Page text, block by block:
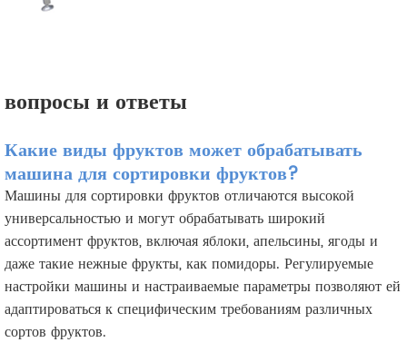
вопросы и ответы
Какие виды фруктов может обрабатывать
машина для сортировки фруктов?
Машины для сортировки фруктов отличаются высокой
универсальностью и могут обрабатывать широкий
ассортимент фруктов, включая яблоки, апельсины, ягоды и
даже такие нежные фрукты, как помидоры. Регулируемые
настройки машины и настраиваемые параметры позволяют ей
адаптироваться к специфическим требованиям различных
сортов фруктов.